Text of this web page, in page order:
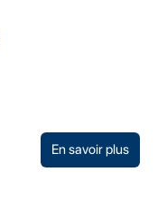
En savoir plus